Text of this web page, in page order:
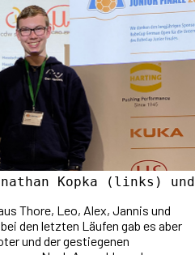
Kopka (links)
Thore, Leo, Alex, Jannis und
den letzten Läufen gab es aber
und der gestiegenen